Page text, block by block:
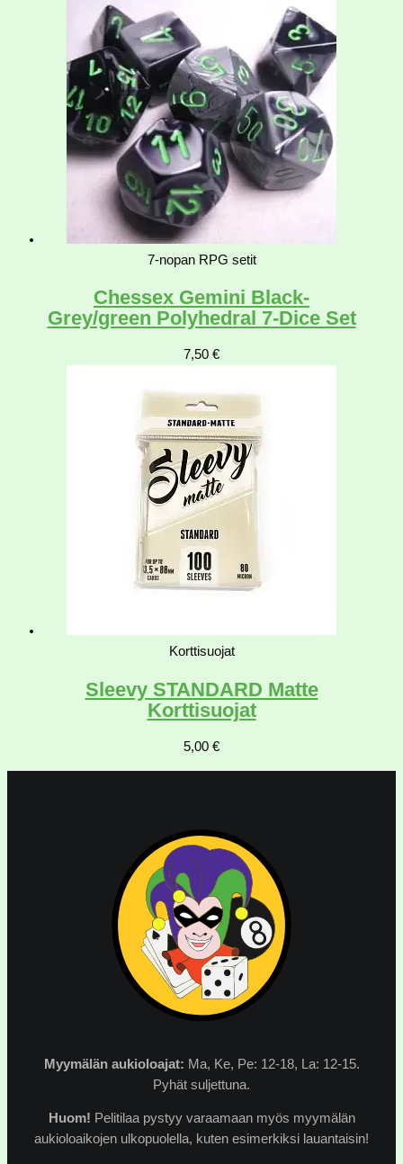
7-nopan RPG setit
Chessex Gemini Black-
Grey/green Polyhedral 7-Dice Set
7,50 €
Korttisuojat
Sleevy STANDARD Matte
Korttisuojat
5,00 €
Myymälän aukioloajat: Ma, Ke, Pe: 12-18, La: 12-15.
Pyhät suljettuna.
Huom! Pelitilaa pystyy varaamaan myös myymälän
aukioloaikojen ulkopuolella, kuten esimerkiksi lauantaisin!